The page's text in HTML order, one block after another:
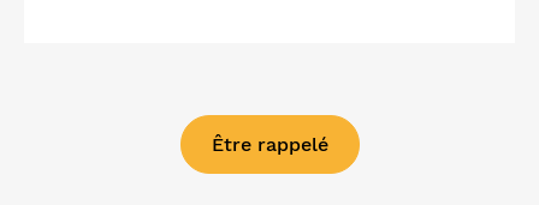
Être rappelé